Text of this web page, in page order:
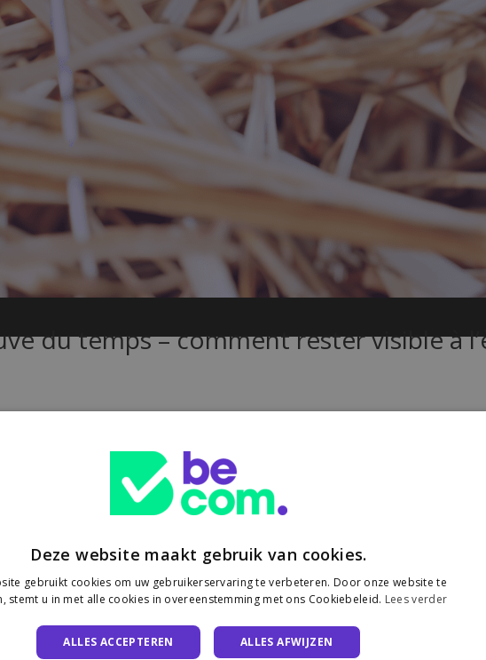
du temps – comment rester visible à
rester visible à l’ère de l’IA
des habitudes de recherche dû à l’IA ?
une vitesse fulgurante. L’IA et les nouvelles expériences de recherche nous
, vous expliquera comment adapter votre stratégie SEO aux nouveaux
Question garder votre vitesse de croissance.
Deze website maakt gebruik van cookies.
gebruikt cookies om uw gebruikerservaring te verbeteren. Door onze website te
stemt u in met alle cookies in overeenstemming met ons Cookiebeleid. Lees verder
ALLES ACCEPTEREN ALLES AFWIJZEN